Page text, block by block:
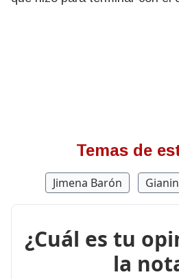
Temas de
Jimena Barón
¿Cuál es tu
la